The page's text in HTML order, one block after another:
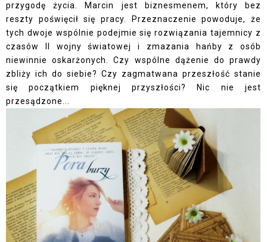
przygodę życia. Marcin jest biznesmenem, który bez
reszty poświęcił się pracy. Przeznaczenie powoduje, że
tych dwoje wspólnie podejmie się rozwiązania tajemnicy z
czasów II wojny światowej i zmazania hańby z osób
niewinnie oskarżonych. Czy wspólne dążenie do prawdy
zbliży ich do siebie? Czy zagmatwana przeszłość stanie
się początkiem pięknej przyszłości? Nic nie jest
przesądzone...